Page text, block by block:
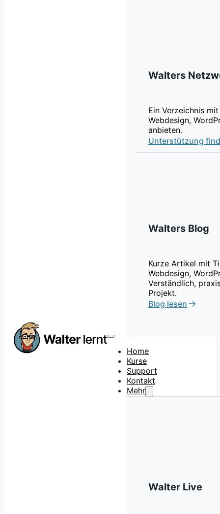
Walters
Ein Verzeichnis
Webdesign,
anbieten.
Unterstützung
Walters Blog
Kurze Artikel mit
Webdesign,
Verständlich,
Projekt.
Blog lesen
Home
Kurse
Support
Kontakt
Mehr
Walter Live